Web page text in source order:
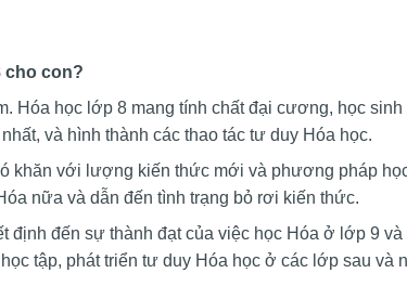
cho con?
Hóa học lớp 8 mang tính chất đại cương, học
và hình thành các thao tác tư duy Hóa học.
khăn với lượng kiến thức mới và phương pháp
nữa và dẫn đến tình trạng bỏ rơi kiến thức.
đến sự thành đạt của việc học Hóa ở lớp 9
tập, phát triển tư duy Hóa học ở các lớp sau và